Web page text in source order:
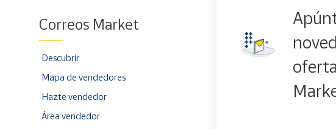
Correos Market
Descubrir
Mapa de vendedores
Hazte vendedor
Área vendedor